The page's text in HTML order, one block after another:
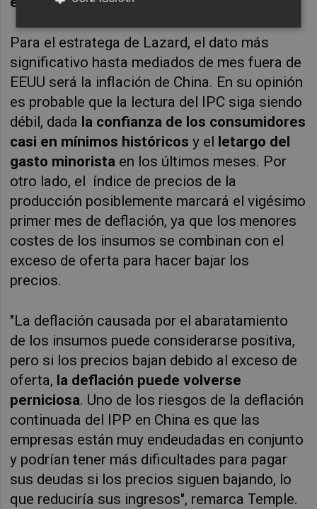
Para el estratega de Lazard, el dato más
significativo hasta mediados de mes fuera de
EEUU será la inflación de China. En su opinión
es probable que la lectura del IPC siga siendo
débil, dada la confianza de los consumidores
casi en mínimos históricos y el letargo del
gasto minorista en los últimos meses. Por
otro lado, el índice de precios de la
producción posiblemente marcará el vigésimo
primer mes de deflación, ya que los menores
costes de los insumos se combinan con el
exceso de oferta para hacer bajar los
precios.
"La deflación causada por el abaratamiento
de los insumos puede considerarse positiva,
pero si los precios bajan debido al exceso de
oferta, la deflación puede volverse
perniciosa. Uno de los riesgos de la deflación
continuada del IPP en China es que las
empresas están muy endeudadas en conjunto
y podrían tener más dificultades para pagar
sus deudas si los precios siguen bajando, lo
que reduciría sus ingresos", remarca Temple.